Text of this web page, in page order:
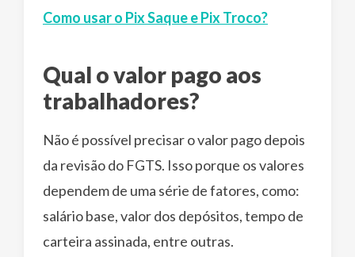
Como usar o Pix Saque e Pix Troco?
Qual o valor pago aos
trabalhadores?
Não é possível precisar o valor pago depois
da revisão do FGTS. Isso porque os valores
dependem de uma série de fatores, como:
salário base, valor dos depósitos, tempo de
carteira assinada, entre outras.